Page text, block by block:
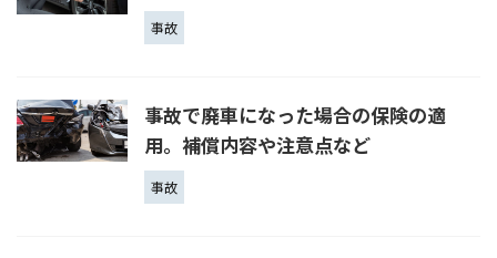
事故
事故で廃車になった場合の保険の適
用。補償内容や注意点など
事故